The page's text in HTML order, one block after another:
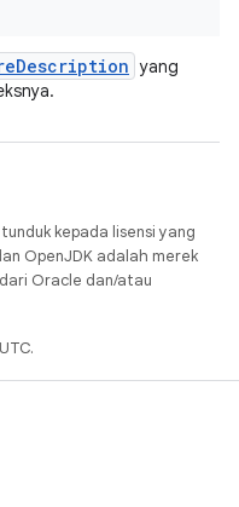
Description yang
kepada lisensi yang
OpenJDK adalah merek
Oracle dan/atau